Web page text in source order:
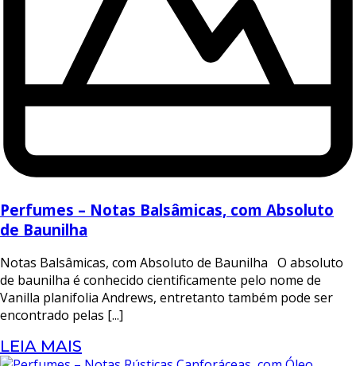
Perfumes – Notas Balsâmicas, com Absoluto
de Baunilha
Notas Balsâmicas, com Absoluto de Baunilha O absoluto
de baunilha é conhecido cientificamente pelo nome de
Vanilla planifolia Andrews, entretanto também pode ser
encontrado pelas [...]
LEIA MAIS